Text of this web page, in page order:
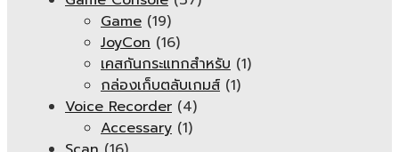
Game (19)
JoyCon (16)
เคสกันกระแทกสำหรับ (1)
กล่องเก็บตลับเกมส์ (1)
Voice Recorder (4)
Accessary (1)